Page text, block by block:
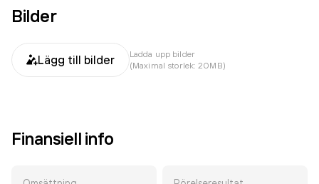
Bilder
Lägg till bilder
Ladda upp bilder
(Maximal storlek: 20MB)
Finansiell info